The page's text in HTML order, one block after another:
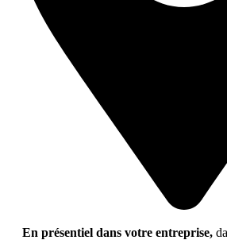
En présentiel dans votre entreprise,